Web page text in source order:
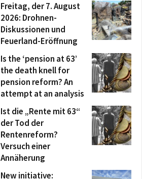
Freitag, der 7. August
2026: Drohnen-
Diskussionen und
Feuerland-Eröffnung
Is the ‘pension at 63’
the death knell for
pension reform? An
attempt at an analysis
Ist die „Rente mit 63“
der Tod der
Rentenreform?
Versuch einer
Annäherung
New initiative: